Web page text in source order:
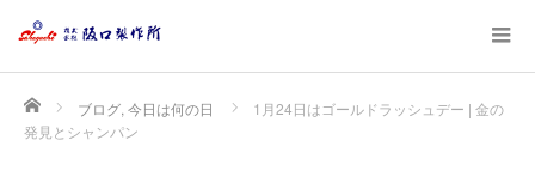
Home ブログ, 今日は何の日
1月24日はゴールドラッシュデー | 金の
発見とシャンパン